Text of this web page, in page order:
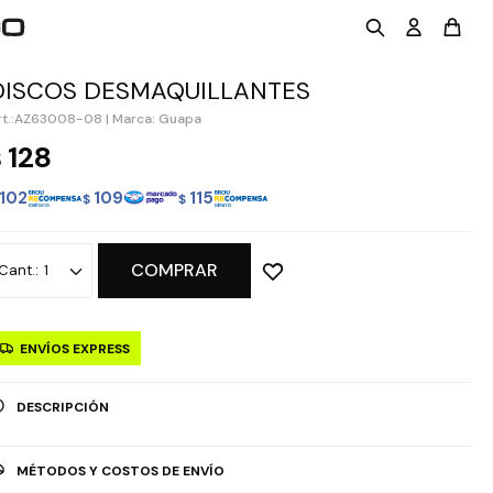
DESMAQUILLANTES
AZ63008-08 | Marca: Guapa
128
102 $ 109 $ 115
1 COMPRAR
ENVÍOS EXPRESS
DESCRIPCIÓN
MÉTODOS Y COSTOS DE ENVÍO